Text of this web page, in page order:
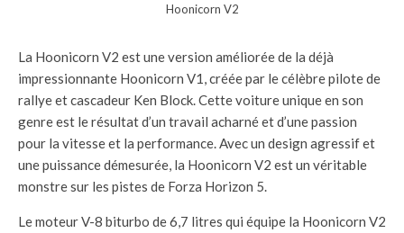
Hoonicorn V2
La Hoonicorn V2 est une version améliorée de la déjà
impressionnante Hoonicorn V1, créée par le célèbre pilote de
rallye et cascadeur Ken Block. Cette voiture unique en son
genre est le résultat d’un travail acharné et d’une passion
pour la vitesse et la performance. Avec un design agressif et
une puissance démesurée, la Hoonicorn V2 est un véritable
monstre sur les pistes de Forza Horizon 5.
Le moteur V-8 biturbo de 6,7 litres qui équipe la Hoonicorn V2